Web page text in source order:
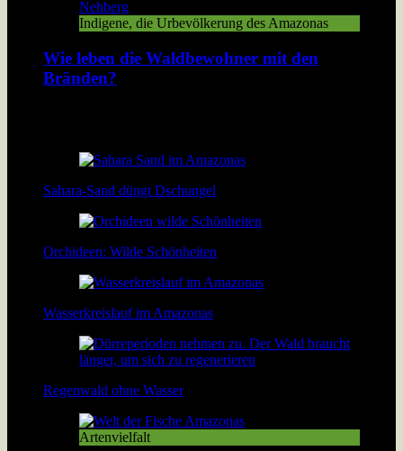
Indigene, die Urbevölkerung des Amazonas
Wie leben die Waldbewohner mit den
Bränden?
Sahara-Sand düngt Dschungel
Orchideen: Wilde Schönheiten
Wasserkreislauf im Amazonas
Regenwald ohne Wasser
Artenvielfalt